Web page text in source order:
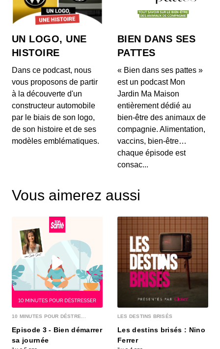
Les produits écolo : Kézaco ?
00:12:26 - IL Y A 5 ANS
Travaux, bricolage : quels sont les
produits à éviter ?
00:07:39 - IL Y A 5 ANS
L'air intérieur est-il plus pollué que
celui de la rue ?
00:14:43 - IL Y A 5 ANS
Nombreux sont les produits nocifs utilisés pour
UN LOGO, UNE
HISTOIRE
Dans ce podcast, nous
vous proposons de partir
à la découverte d'un
constructeur automobile
par le biais de son logo,
de son histoire et de ses
modèles emblématiques.
BIEN DANS SES
PATTES
« Bien dans ses pattes »
est un podcast Mon
Jardin Ma Maison
entièrement dédié au
bien-être des animaux de
compagnie. Alimentation,
vaccins, bien-être…
chaque épisode est
consac...
Vous aimerez aussi
10 MINUTES POUR DÉSTRE...
Episode 3 - Bien démarrer
sa journée
LES DESTINS BRISÉS
Les destins brisés : Nino
Ferrer